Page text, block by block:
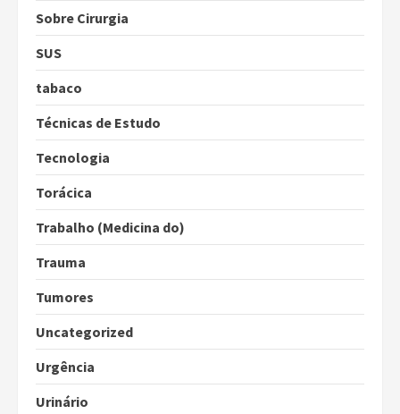
Sobre Cirurgia
SUS
tabaco
Técnicas de Estudo
Tecnologia
Torácica
Trabalho (Medicina do)
Trauma
Tumores
Uncategorized
Urgência
Urinário